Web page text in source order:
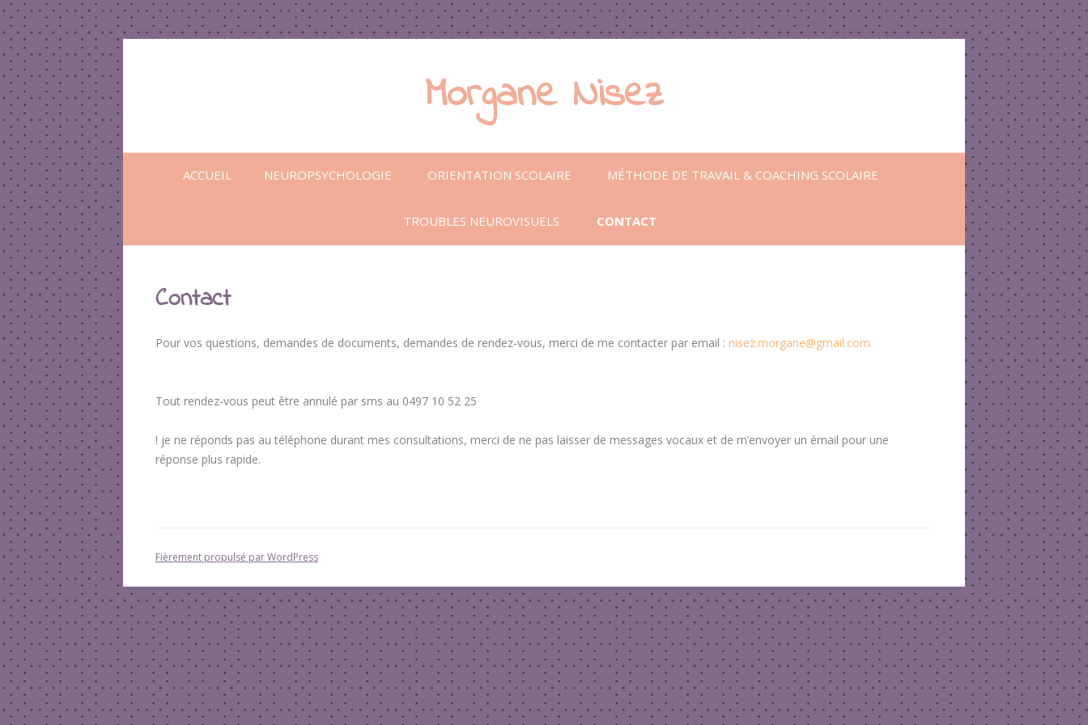
Morgane Nisez
Aller
au
contenu
ACCUEIL NEUROPSYCHOLOGIE ORIENTATION SCOLAIRE MÉTHODE DE TRAVAIL & COACHING SCOLAIRE
TROUBLES NEUROVISUELS CONTACT
Contact
Pour vos questions, demandes de documents, demandes de rendez-vous, merci de me contacter par email : nisez.morgane@gmail.com
Tout rendez-vous peut être annulé par sms au 0497 10 52 25
! je ne réponds pas au téléphone durant mes consultations, merci de ne pas laisser de messages vocaux et de m’envoyer un émail pour une
réponse plus rapide.
Fièrement propulsé par WordPress